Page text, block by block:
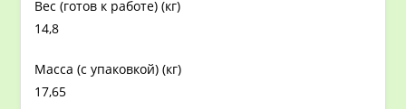
Вес (готов к работе) (кг)
14,8
Масса (с упаковкой) (кг)
17,65